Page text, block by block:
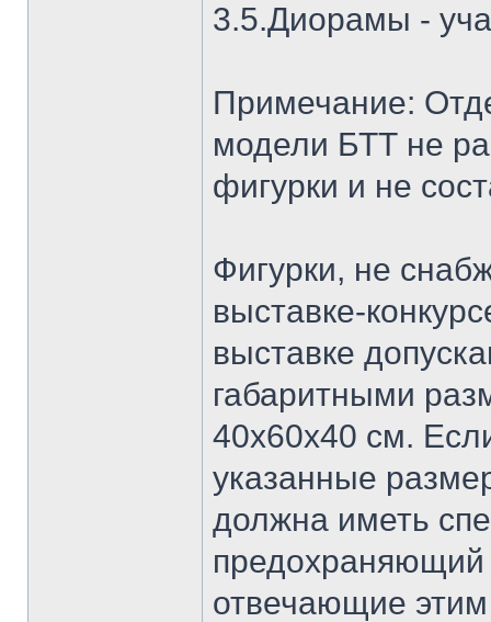
3.5.Диорамы -
Примечание:
модели БТТ не
фигурки и не
Фигурки, не
выставке-
выставке
габаритными
40х60х40 см.
указанные
должна иметь
отвечающие